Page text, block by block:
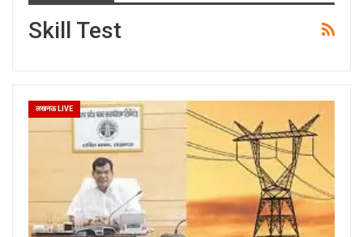
Skill Test
लखनऊ LIVE